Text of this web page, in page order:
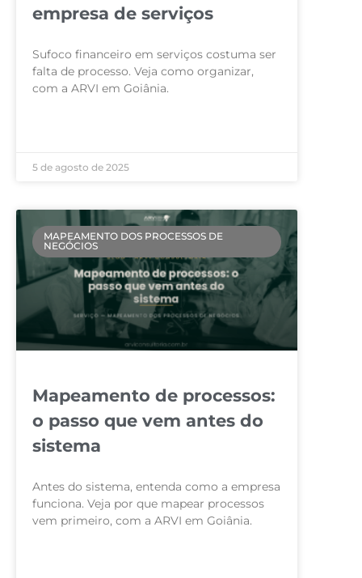
empresa de serviços
Sufoco financeiro em serviços costuma ser
falta de processo. Veja como organizar,
com a ARVI em Goiânia.
5 de agosto de 2025
MAPEAMENTO DOS PROCESSOS DE
NEGÓCIOS
Mapeamento de processos:
o passo que vem antes do
sistema
Antes do sistema, entenda como a empresa
funciona. Veja por que mapear processos
vem primeiro, com a ARVI em Goiânia.